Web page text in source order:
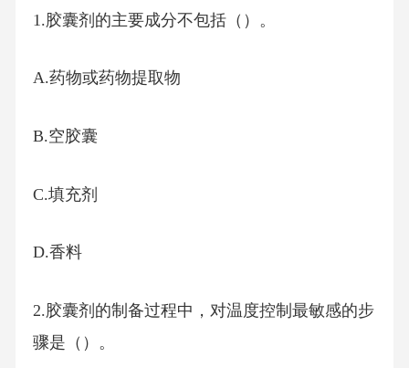
1.胶囊剂的主要成分不包括（）。
A.药物或药物提取物
B.空胶囊
C.填充剂
D.香料
2.胶囊剂的制备过程中，对温度控制最敏感的步
骤是（）。